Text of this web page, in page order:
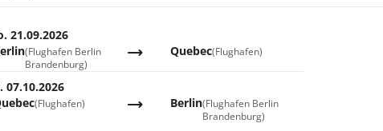
21.09.2026
(Flughafen Berlin
Brandenburg)
Quebec(Flughafen)
07.10.2026
Berlin(Flughafen Berlin
Brandenburg)
(Flughafen)